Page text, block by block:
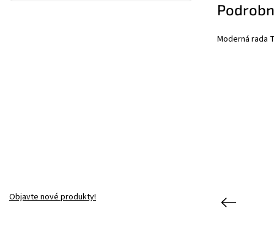
Objavte nové produkty!
Moderná rada
Previous